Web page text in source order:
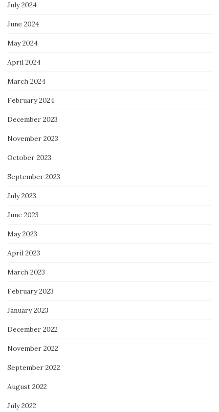
July 2024
June 2024
May 2024
April 2024
March 2024
February 2024
December 2023
November 2023
October 2023
September 2023
July 2023
June 2023
May 2023
April 2023
March 2023
February 2023
January 2023
December 2022
November 2022
September 2022
August 2022
July 2022